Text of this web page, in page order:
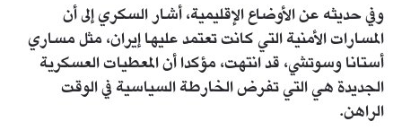
وفي حديثه عن الأوضاع الإقليمية، أشار السكري إلى أن
المسارات الأمنية التي كانت تعتمد عليها إيران، مثل مساري
أستانا وسوتشي، قد انتهت، مؤكدا أن المعطيات العسكرية
الجديدة هي التي تفرض الخارطة السياسية في الوقت
الراهن.